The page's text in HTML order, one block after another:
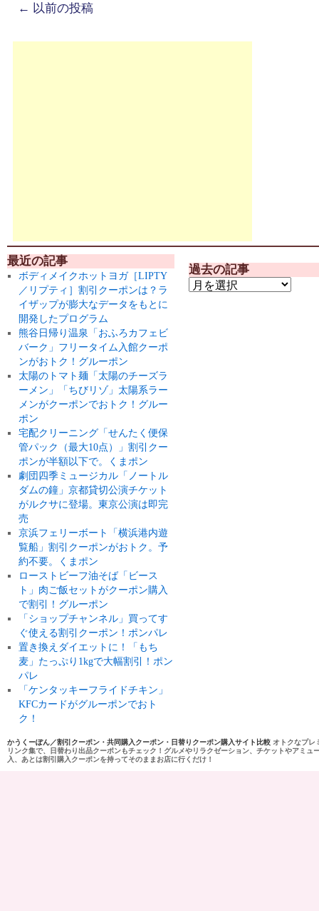
← 以前の投稿
最近の記事
ボディメイクホットヨガ［LIPTY
／リプティ］割引クーポンは？ラ
イザップが膨大なデータをもとに
開発したプログラム
熊谷日帰り温泉「おふろカフェビ
バーク」フリータイム入館クーポ
ンがおトク！グルーポン
太陽のトマト麺「太陽のチーズラ
ーメン」「ちびリゾ」太陽系ラー
メンがクーポンでおトク！グルー
ポン
宅配クリーニング「せんたく便保
管パック（最大10点）」割引クー
ポンが半額以下で。くまポン
劇団四季ミュージカル「ノートル
ダムの鐘」京都貸切公演チケット
がルクサに登場。東京公演は即完
売
京浜フェリーボート「横浜港内遊
覧船」割引クーポンがおトク。予
約不要。くまポン
ローストビーフ油そば「ビース
ト」肉ご飯セットがクーポン購入
で割引！グルーポン
「ショップチャンネル」買ってす
ぐ使える割引クーポン！ポンパレ
置き換えダイエットに！「もち
麦」たっぷり1kgで大幅割引！ポン
パレ
「ケンタッキーフライドチキン」
KFCカードがグルーポンでおト
ク！
過去の記事
かうくーぽん／割引クーポン・共同購入クーポン・日替りクーポン購入サイト比較 オトクなプレ
リンク集で、日替わり出品クーポンもチェック！グルメやリラクゼーション、チケットやアミ
入、あとは割引購入クーポンを持ってそのままお店に行くだけ！